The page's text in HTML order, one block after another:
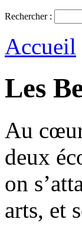
Rechercher :
Accueil
Les
Au
deux
on
arts, et